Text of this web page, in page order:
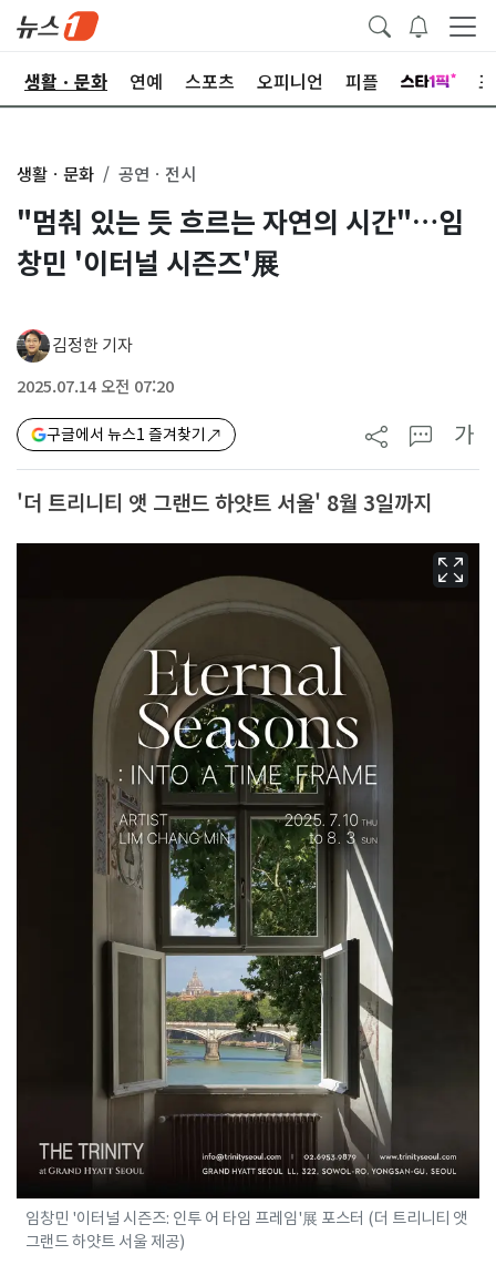
생활ㆍ문화 연예 스포츠 오피니언 피플
생활ㆍ문화 공연ㆍ전시
"멈춰 있는 듯 흐르는 자연의 시간"…임
창민 '이터널 시즌즈'展
김정한 기자
2025.07.14 오전 07:20
구글에서 뉴스1 즐겨찾기 가
'더 트리니티 앳 그랜드 하얏트 서울' 8월 3일까지
임창민 '이터널 시즌즈: 인투 어 타임 프레임'展 포스터 (더 트리니티 앳
그랜드 하얏트 서울 제공)